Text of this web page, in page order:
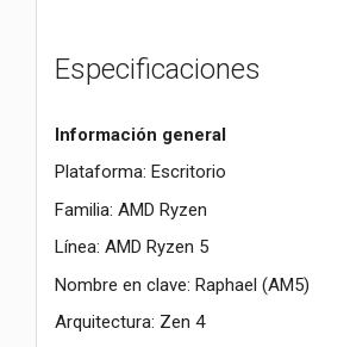
Especificaciones
Información general
Plataforma: Escritorio
Familia: AMD Ryzen
Línea: AMD Ryzen 5
Nombre en clave: Raphael (AM5)
Arquitectura: Zen 4